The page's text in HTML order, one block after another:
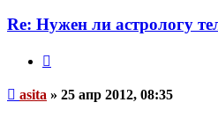
Re: Нужен ли астрологу
Непрочитанное
asita » 25 апр 2012, 08:35